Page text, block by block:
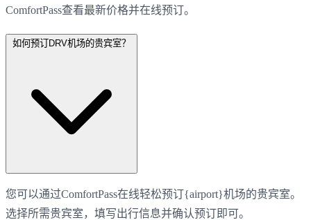
ComfortPass查看最新价格并在线预订。
如何预订DRV机场的贵宾室？
您可以通过ComfortPass在线轻松预订{airport}机场的贵宾室。
选择所需贵宾室，填写出行信息并确认预订即可。